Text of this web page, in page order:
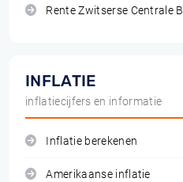
Rente Zwitserse Centrale
INFLATIE
inflatiecijfers en informatie
Inflatie berekenen
Amerikaanse inflatie